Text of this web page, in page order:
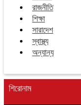
রাজনীতি
শিক্ষা
সারাদেশ
স্বাস্থ্য
অন্যান্য
শিরোনাম